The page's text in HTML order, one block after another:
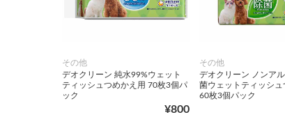
その他
デオクリーン 純水99%ウェット
ティッシュつめかえ用 70枚3個パ
ック
¥800
その他
デオクリーン ノンア
菌ウェットティッシュ
60枚3個パック